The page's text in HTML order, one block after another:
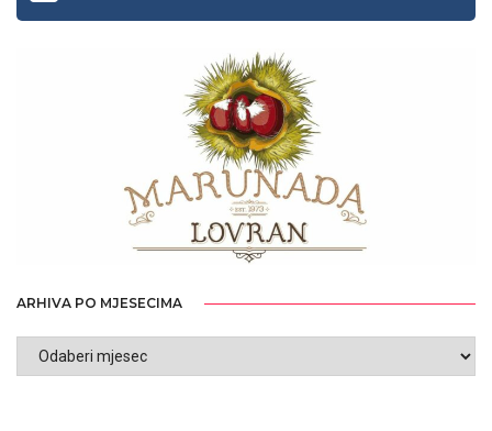
ARHIVA PO MJESECIMA
ARHIVA